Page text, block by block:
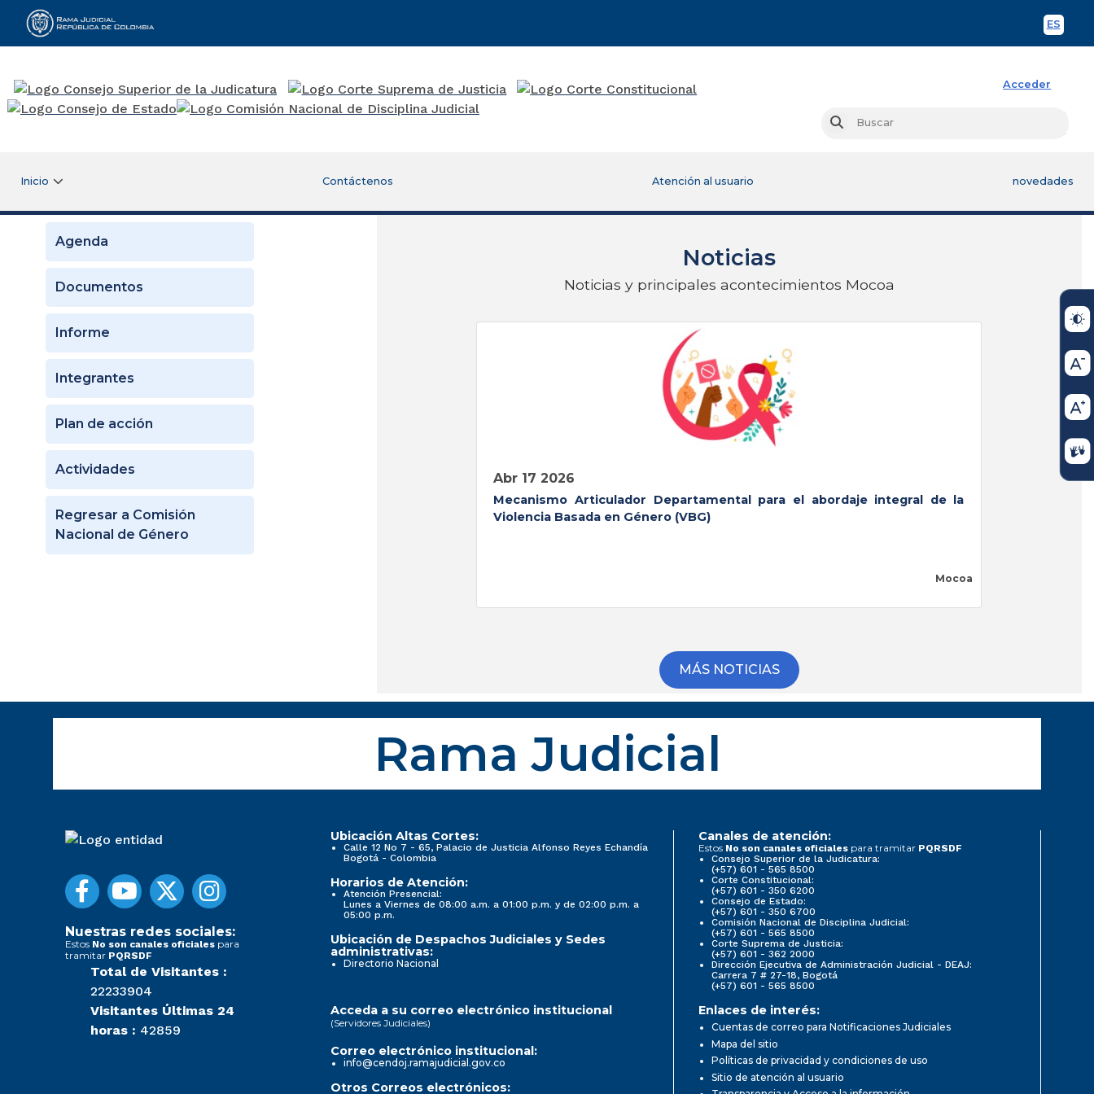
ES
Rama Judicial
Acceder
Buscar
Inicio Contáctenos Atención al usuario novedades
Agenda
Documentos
Informe
Integrantes
Plan de acción
Actividades
Regresar a Comisión
Nacional de Género
Noticias
Noticias y principales acontecimientos Mocoa
abr 17 2026
Mecanismo Articulador Departamental para el abordaje integral de la
Violencia Basada en Género (VBG)
Mocoa
abr
MÁS NOTICIAS
Rama Judicial
Nuestras redes sociales:
Estos No son canales oficiales para
tramitar PQRSDF
Total de Visitantes :
22233904
Visitantes Últimas 24
horas : 42859
Ubicación Altas Cortes:
Calle 12 No 7 - 65, Palacio de Justicia Alfonso Reyes Echandía
Bogotá - Colombia
Horarios de Atención:
Atención Presencial:
Lunes a Viernes de 08:00 a.m. a 01:00 p.m. y de 02:00 p.m. a
05:00 p.m.
Ubicación de Despachos Judiciales y Sedes
administrativas:
Directorio Nacional
Canales de atención:
Estos No son canales oficiales para tramitar PQRSDF
Consejo Superior de la Judicatura:
(+57) 601 - 565 8500
Corte Constitucional:
(+57) 601 - 350 6200
Consejo de Estado:
(+57) 601 - 350 6700
Comisión Nacional de Disciplina Judicial:
(+57) 601 - 565 8500
Corte Suprema de Justicia:
(+57) 601 - 362 2000
Dirección Ejecutiva de Administración Judicial - DEAJ:
Carrera 7 # 27-18, Bogotá
(+57) 601 - 565 8500
Acceda a su correo electrónico institucional
(Servidores Judiciales)
Correo electrónico institucional:
info@cendoj.ramajudicial.gov.co
Otros Correos electrónicos:
Enlaces de interés:
Cuentas de correo para Notificaciones Judiciales
Mapa del sitio
Políticas de privacidad y condiciones de uso
Sitio de atención al usuario